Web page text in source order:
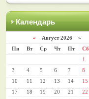
Календарь
« Август 2026 »
Пн
Вт Ср Чт Пт Сб
1
3
4 5 6 7 8
10
11 12 13 14 15
17
18 19 20 21 22